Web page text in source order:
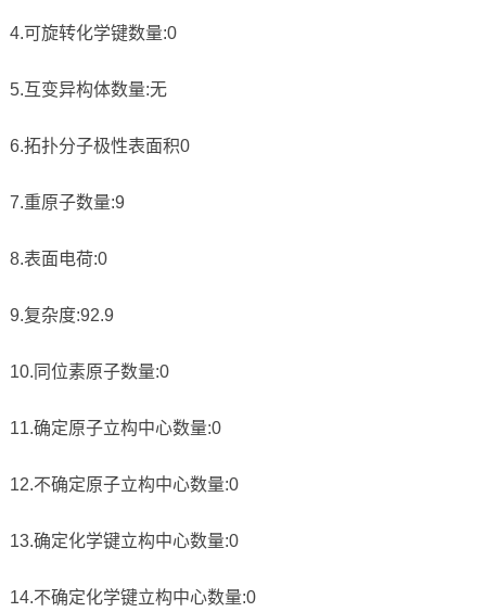
4.可旋转化学键数量:0
5.互变异构体数量:无
6.拓扑分子极性表面积0
7.重原子数量:9
8.表面电荷:0
9.复杂度:92.9
10.同位素原子数量:0
11.确定原子立构中心数量:0
12.不确定原子立构中心数量:0
13.确定化学键立构中心数量:0
14.不确定化学键立构中心数量:0